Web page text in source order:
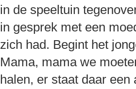
in de speeltuin
in gesprek met een
zich had. Begint het
Mama, mama we
halen, er staat daar